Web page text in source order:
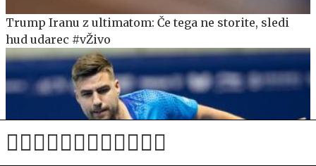
Trump Iranu z ultimatom: Če tega ne storite, sledi
hud udarec #vŽivo